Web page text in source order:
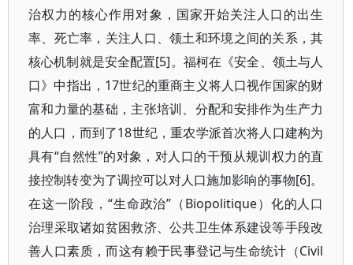
治权力的核心作用对象，国家开始关注人口的出生
率、死亡率，关注人口、领土和环境之间的关系，其
核心机制就是安全配置[5]。福柯在《安全、领土与人
口》中指出，17世纪的重商主义将人口视作国家的财
富和力量的基础，主张培训、分配和安排作为生产力
的人口，而到了18世纪，重农学派首次将人口建构为
具有“自然性”的对象，对人口的干预从规训权力的直
接控制转变为了调控可以对人口施加影响的事物[6]。
在这一阶段，“生命政治”（Biopolitique）化的人口
治理采取诸如贫困救济、公共卫生体系建设等手段改
善人口素质，而这有赖于民事登记与生命统计（Civil